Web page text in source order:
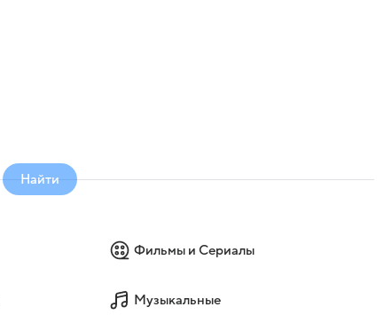
Найти
Фильмы и Сериалы
Музыкальные